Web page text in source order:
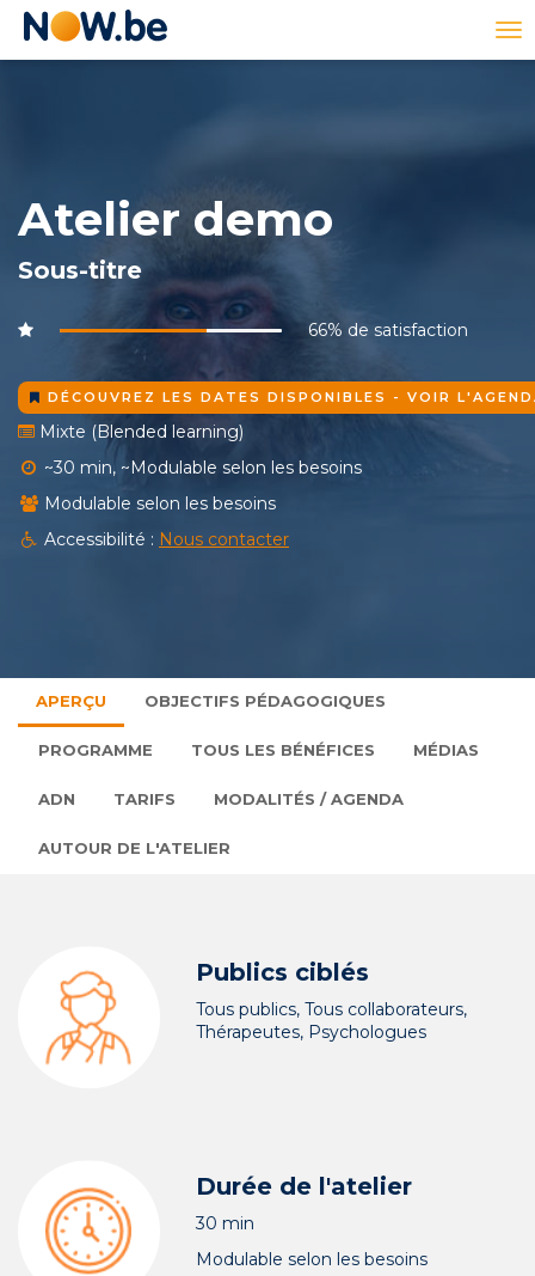
Lien
Atelier demo
Sous-titre
66% de satisfaction
DÉCOUVREZ LES DATES DISPONIBLES - VOIR
Mixte (Blended learning)
~30 min, ~Modulable selon les besoins
Modulable selon les besoins
Accessibilité : Nous contacter
APERÇU OBJECTIFS PÉDAGOGIQUES
PROGRAMME TOUS LES BÉNÉFICES MÉDIAS
ADN TARIFS MODALITÉS / AGENDA
AUTOUR DE L'ATELIER
Publics ciblés
Tous publics, Tous collaborateurs,
Thérapeutes, Psychologues
Durée de l'atelier
30 min
Modulable selon les besoins